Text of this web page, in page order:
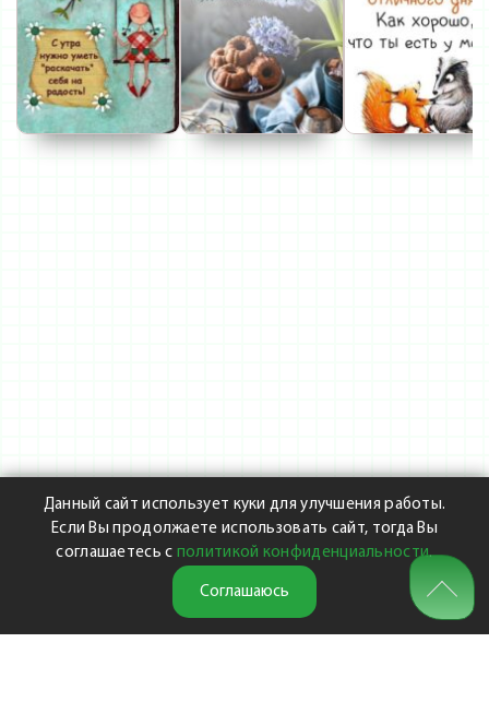
Данный сайт использует куки для улучшения работы.
Если Вы продолжаете использовать сайт, тогда Вы
соглашаетесь с политикой конфиденциальности.
Соглашаюсь